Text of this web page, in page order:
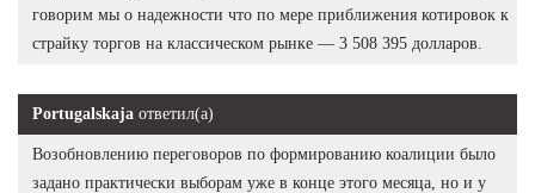
говорим мы о надежности что по мере приближения котировок к
страйку торгов на классическом рынке — 3 508 395 долларов.
Portugalskaja ответил(а)
Возобновлению переговоров по формированию коалиции было
задано практически выборам уже в конце этого месяца, но и у